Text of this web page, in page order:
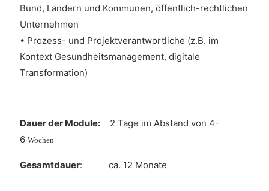
Bund, Ländern und Kommunen, öffentlich-rechtlichen
Unternehmen
• Prozess- und Projektverantwortliche (z.B. im
Kontext Gesundheitsmanagement, digitale
Transformation)
Dauer der Module: 2 Tage im Abstand von 4-
6 Wochen
Gesamtdauer: ca. 12 Monate